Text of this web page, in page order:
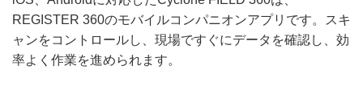
REGISTER 360のモバイルコンパニオンアプリです。スキ
ャンをコントロールし、現場ですぐにデータを確認し、効
率よく作業を進められます。